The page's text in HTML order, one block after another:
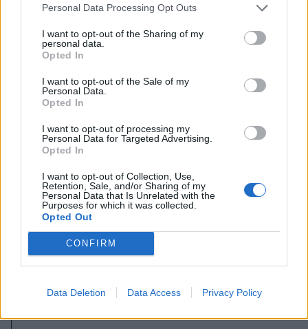
Personal Data Processing Opt Outs
I want to opt-out of the Sharing of my
personal data.
Opted In
I want to opt-out of the Sale of my
Personal Data.
Opted In
I want to opt-out of processing my
Personal Data for Targeted Advertising.
Opted In
I want to opt-out of Collection, Use,
Retention, Sale, and/or Sharing of my
Personal Data that Is Unrelated with the
Purposes for which it was collected.
Opted Out
CONFIRM
Data Deletion Data Access Privacy Policy
2026. augusztus 08., szombat
Putyin egy NATO-tagállam
megtámadására készül az amerikai
hírszerzés szerint